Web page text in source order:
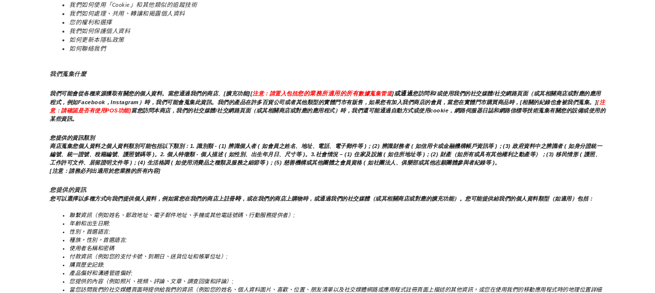
我們如何使用「Cookie」和其他類似的追蹤技術
我們如何處理、共用、轉讓和揭露個人資料
您的權利和選擇
我們如何保護個人資料
如何更新本隱私政策
如何聯絡我們
我們蒐集什麼
我們可能會從各種來源獲取有關您的個人資料。當您通過我們的商店、[擴充功能][注意：請置入包括您的業務所適用的所有數據蒐集管道]或通過您訪問和/或使用我們的社交媒體/社交網路頁面（或其相關商店或對應的應用
程式，例如Facebook，Instagram）時，我們可能會蒐集此資訊。我們的產品在許多百貨公司或者其他類型的實體門市有販售，如果您有加入我們商店的會員，當您在實體門市購買商品時，[相關的紀錄也會被我們蒐集。][注
意：請確認是否有使用POS功能]當您訪問本商店，我們的社交媒體/社交網路頁面（或其相關商店或對應的應用程式）時，我們還可能通過自動方式或使用cookie，網路伺服器日誌和網路信標等技術蒐集有關您的設備或使用的
某些資訊。
您提供的資訊類別
商店蒐集您個人資料之個人資料類別可能包括以下類別：1. 識別類 - (1) 辨識個人者 ( 如會員之姓名、地址、電話、電子郵件等 )；(2) 辨識財務者 ( 如信用卡或金融機構帳戶資訊等 )；(3) 政府資料中之辨識者 ( 如身分證統一
編號、統一證號、稅籍編號、護照號碼等 )。2. 個人特徵類 - 個人描述 ( 如性別、出生年月日、尺寸等 )。3.社會情況 – (1) 住家及設施 ( 如住所地址等 )；(2) 財產（如所有或具有其他權利之動產等）；(3) 移民情形 ( 護照、
工作許可文件、居留證明文件等 )；(4) 生活格調 ( 如使用消費品之種類及服務之細節等 )；(5) 慈善機構或其他團體之會員資格 ( 如社團法人、俱樂部或其他志願團體參與者紀錄等 )。
[注意：請務必列出適用於您業務的所有內容]
您提供的資訊
您可以選擇以多種方式向我們提供個人資料，例如當您在我們的商店上註冊時，或在我們的商店上購物時，或通過我們的社交媒體（或其相關商店或對應的擴充功能）。您可能提供給我們的個人資料類型（如適用）包括：
聯繫資訊（例如姓名、郵政地址、電子郵件地址、手機或其他電話號碼、行動服務提供者）;
年齡和出生日期;
性別，首選語言;
種族，性別，首選語言;
使用者名稱和密碼
付款資訊（例如您的支付卡號、到期日、送貨位址和帳單位址）;
購買歷史記錄;
產品偏好和溝通管道偏好;
您提供的內容（例如照片、視頻、評論、文章、調查回復和評論）;
當您訪問我們的社交媒體頁面時提供給我們的資訊（例如您的姓名、個人資料圖片、喜歡、位置、朋友清單以及社交媒體網路或應用程式註冊頁面上描述的其他資訊，或您在使用我們的移動應用程式時的地理位置詳細